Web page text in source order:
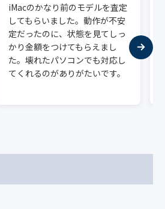
iMacのかなり前のモデルを査定
してもらいました。動作が不安
定だったのに、状態を見てしっ
かり金額をつけてもらえまし
た。壊れたパソコンでも対応し
てくれるのがありがたいです。